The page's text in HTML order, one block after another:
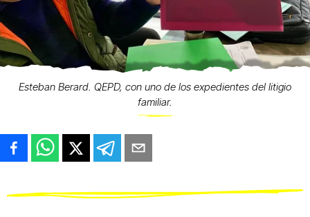
Esteban Berard. QEPD, con uno de los expedientes del litigio
familiar.